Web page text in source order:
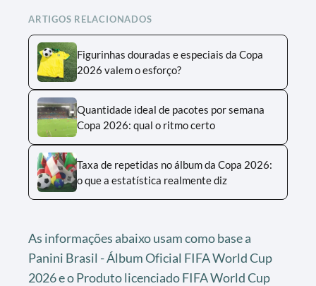
ARTIGOS RELACIONADOS
Figurinhas douradas e especiais da Copa
2026 valem o esforço?
Quantidade ideal de pacotes por semana
Copa 2026: qual o ritmo certo
Taxa de repetidas no álbum da Copa 2026:
o que a estatística realmente diz
As informações abaixo usam como base a
Panini Brasil - Álbum Oficial FIFA World Cup
2026 e o Produto licenciado FIFA World Cup